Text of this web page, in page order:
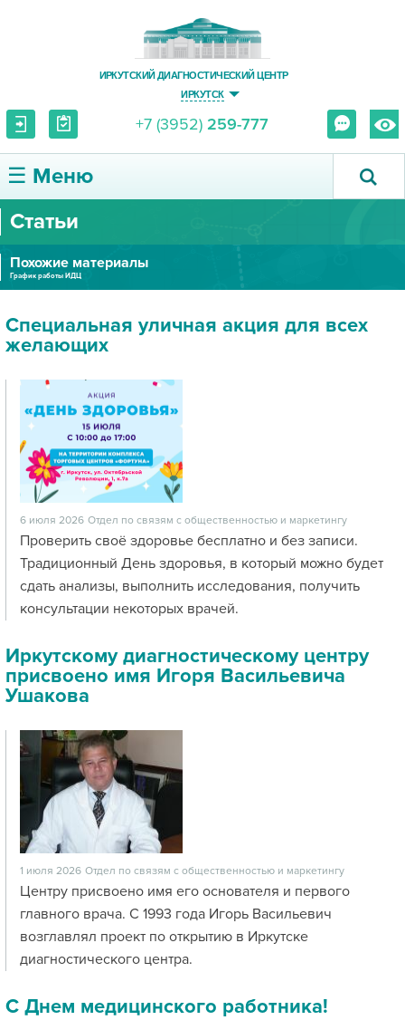
ИРКУТСКИЙ ДИАГНОСТИЧЕСКИЙ ЦЕНТР
ИРКУТСК
+7 (3952) 259-777
☰ Меню
О ЦЕНТРЕ
УСЛУГИ И ЦЕНЫ
ПРАВОВАЯ ИНФОРМАЦИЯ
Статьи
Похожие материалы
График работы ИДЦ
Специальная уличная акция для всех
желающих
6 июля 2026 Отдел по связям с общественностью и маркетингу
Проверить своё здоровье бесплатно и без записи.
Традиционный День здоровья, в который можно будет
сдать анализы, выполнить исследования, получить
консультации некоторых врачей.
Иркутскому диагностическому центру
присвоено имя Игоря Васильевича
Ушакова
1 июля 2026 Отдел по связям с общественностью и маркетингу
Центру присвоено имя его основателя и первого
главного врача. С 1993 года Игорь Васильевич
возглавлял проект по открытию в Иркутске
диагностического центра.
С Днем медицинского работника!